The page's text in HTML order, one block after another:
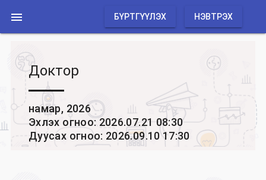
 БҮРТГҮҮЛЭХ НЭВТРЭХ
Доктор
намар, 2026
Эхлэх огноо: 2026.07.21 08:30
Дуусах огноо: 2026.09.10 17:30